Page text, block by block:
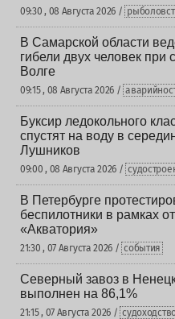
09:30 , 08 Августа 2026 /
В Самарской области
гибели двух человек при
Волге
09:15 , 08 Августа 2026 /
Буксир ледокольного
спустят на воду в
Лушников
09:00 , 08 Августа 2026 /
В Петербурге
беспилотники в рамках
«Акватория»
21:30 , 07 Августа 2026 / события
Северный завоз в
выполнен на 86,1%
21:15 , 07 Августа 2026 /